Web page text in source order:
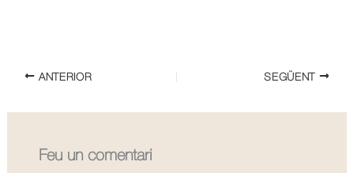
ANTERIOR SEGÜENT
Feu un comentari